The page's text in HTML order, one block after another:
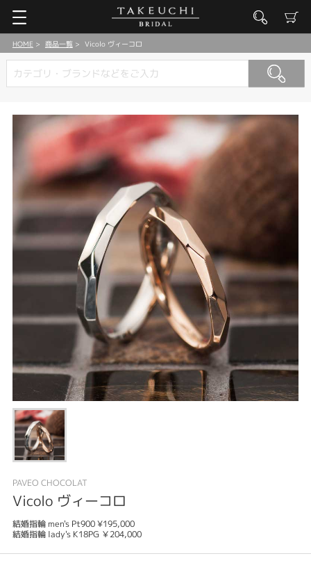
HOME 商品一覧 Vicolo ヴィーコロ
PAVEO CHOCOLAT
Vicolo ヴィーコロ
結婚指輪 men's Pt900 ¥195,000
結婚指輪 lady's K18PG ￥204,000